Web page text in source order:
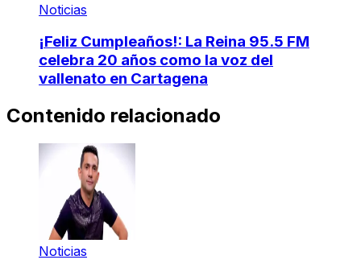
Noticias
¡Feliz Cumpleaños!: La Reina 95.5 FM
celebra 20 años como la voz del
vallenato en Cartagena
Contenido relacionado
Noticias